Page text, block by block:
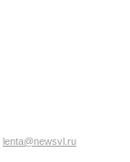
lenta@newsvl.ru